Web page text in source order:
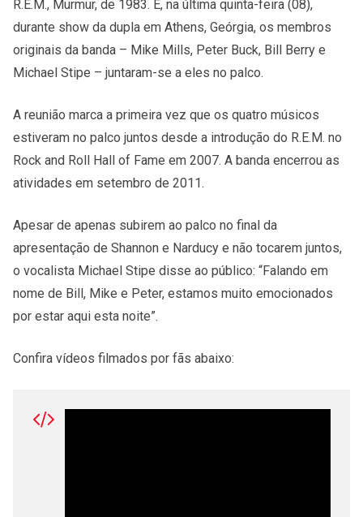
R.E.M., Murmur, de 1983. E, na última quinta-feira (08),
durante show da dupla em Athens, Geórgia, os membros
originais da banda – Mike Mills, Peter Buck, Bill Berry e
Michael Stipe – juntaram-se a eles no palco.
A reunião marca a primeira vez que os quatro músicos
estiveram no palco juntos desde a introdução do R.E.M. no
Rock and Roll Hall of Fame em 2007. A banda encerrou as
atividades em setembro de 2011.
Apesar de apenas subirem ao palco no final da
apresentação de Shannon e Narducy e não tocarem juntos,
o vocalista Michael Stipe disse ao público: “Falando em
nome de Bill, Mike e Peter, estamos muito emocionados
por estar aqui esta noite”.
Confira vídeos filmados por fãs abaixo: